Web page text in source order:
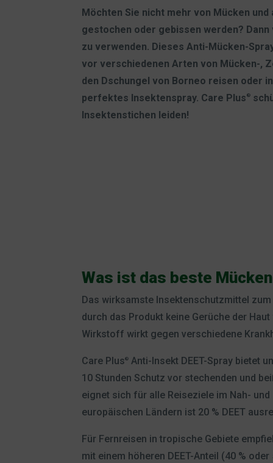
Möchten Sie nicht mehr von Mücken
gestochen oder gebissen werden?
zu verwenden. Dieses Anti-Mücken-
vor verschiedenen Arten von Mücken-,
den Dschungel von Borneo reisen oder
perfektes Insektenspray. Care Plus ®
Insektenstichen leiden!
Was ist das beste
Das wirksamste Insektenschutzmittel
durch das Produkt keine Gerüche der
Wirkstoff wirkt gegen verschiedene
Care Plus® Anti-Insekt DEET-Spray bietet
10 Stunden Schutz vor stechenden und
eignet sich für alle Reiseziele im Nah-
europäischen Ländern ist 20 % DEET
Für Fernreisen in tropische Gebiete
mit einem höheren DEET-Anteil (40 %